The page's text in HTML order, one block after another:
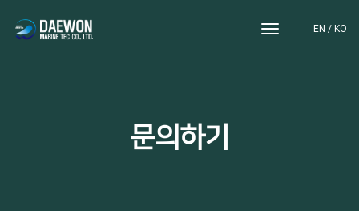
toggle
EN / KO
문의하기